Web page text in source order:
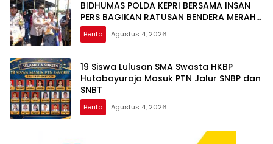
BIDHUMAS POLDA KEPRI BERSAMA INSAN
PERS BAGIKAN RATUSAN BENDERA MERAH
PUTIH DAN BANTUAN SOSIAL
Berita Agustus 4, 2026
19 Siswa Lulusan SMA Swasta HKBP
Hutabayuraja Masuk PTN Jalur SNBP dan
SNBT
Berita Agustus 4, 2026